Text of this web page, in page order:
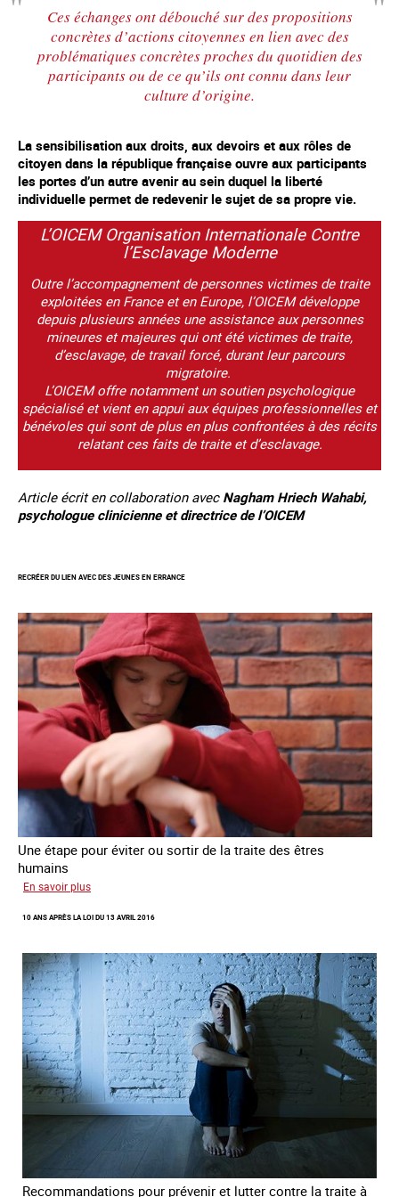
Ces échanges ont débouché sur des propositions
concrètes d’actions citoyennes en lien avec des
problématiques concrètes proches du quotidien des
participants ou de ce qu’ils ont connu dans leur
culture d’origine.
La sensibilisation aux droits, aux devoirs et aux rôles de
citoyen dans la république française ouvre aux participants
les portes d’un autre avenir au sein duquel la liberté
individuelle permet de redevenir le sujet de sa propre vie.
L’OICEM Organisation Internationale Contre
l’Esclavage Moderne
Outre l’accompagnement de personnes victimes de traite
exploitées en France et en Europe, l’OICEM développe
depuis plusieurs années une assistance aux personnes
mineures et majeures qui ont été victimes de traite,
d’esclavage, de travail forcé, durant leur parcours
migratoire.
L’OICEM offre notamment un soutien psychologique
spécialisé et vient en appui aux équipes professionnelles et
bénévoles qui sont de plus en plus confrontées à des récits
relatant ces faits de traite et d’esclavage.
Article écrit en collaboration avec Nagham Hriech Wahabi,
psychologue clinicienne et directrice de l’OICEM
RECRÉER DU LIEN AVEC DES JEUNES EN ERRANCE
Une étape pour éviter ou sortir de la traite des êtres
humains
En savoir plus
du
avec
des
jeunes
errance
10 ANS APRÈS LA LOI DU 13 AVRIL 2016
Recommandations pour prévenir et lutter contre la traite à